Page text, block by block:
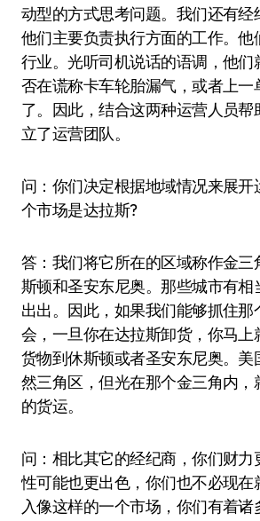
动型的方式思考问题。我们还有经
他们主要负责执行方面的工作。他
行业。光听司机说话的语调，他们
否在谎称卡车轮胎漏气，或者上一
了。因此，结合这两种运营人员帮
立了运营团队。
问：你们决定根据地域情况来展开
个市场是达拉斯?
答：我们将它所在的区域称作金三
斯顿和圣安东尼奥。那些城市有相
出出。因此，如果我们能够抓住那
会，一旦你在达拉斯卸货，你马上
货物到休斯顿或者圣安东尼奥。美
然三角区，但光在那个金三角内，
的货运。
问：相比其它的经纪商，你们财力
性可能也更出色，你们也不必现在
入像这样的一个市场，你们有着诸